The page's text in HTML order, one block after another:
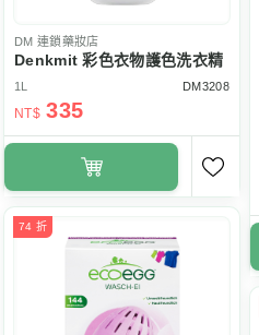
DM 連鎖藥妝店
Denkmit 彩色衣物護色洗衣精
1L DM3208
NT$ 335
74 折